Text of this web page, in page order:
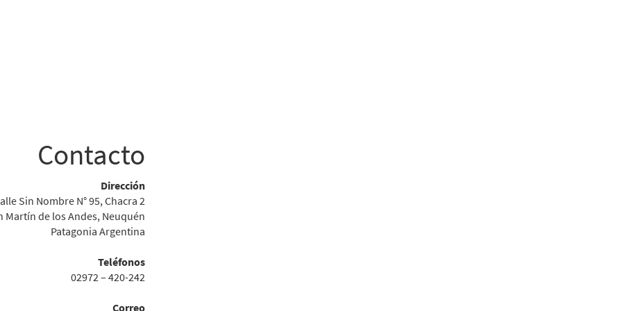
Contacto
Dirección
Sin Nombre N° 95, Chacra 2
Martín de los Andes, Neuquén
Patagonia Argentina
Teléfonos
02972 – 420-242
Correo